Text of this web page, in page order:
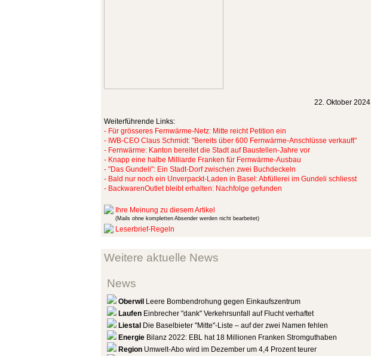
22. Oktober 2024
Weiterführende Links:
- Für grösseres Fernwärme-Netz: Mitte reicht Petition ein
- IWB-CEO Claus Schmidt: "Bereits über 600 Fernwärme-Anschlüsse verkauft"
- Fernwärme: Kanton bereitet die Stadt auf Baustellen-Jahre vor
- Knapp eine halbe Milliarde Franken für Fernwärme-Ausbau
- "Das Gundeli": Ein Stadt-Dorf zwischen zwei Buchdeckeln
- Bald nur noch ein Unverpackt-Laden in Basel: Abfüllerei im Gundeli schliesst
- BackwarenOutlet bleibt erhalten: Nachfolge gefunden
Ihre Meinung zu diesem Artikel
(Mails ohne kompletten Absender werden nicht bearbeitet)
Leserbrief-Regeln
Weitere aktuelle News
News
Oberwil Leere Bombendrohung gegen Einkaufszentrum
Laufen Einbrecher "dank" Verkehrsunfall auf Flucht verhaftet
Liestal Die Baselbieter "Mitte"-Liste – auf der zwei Namen fehlen
Energie Bilanz 2022: EBL hat 18 Millionen Franken Stromguthaben
Region Umwelt-Abo wird im Dezember um 4,4 Prozent teurer